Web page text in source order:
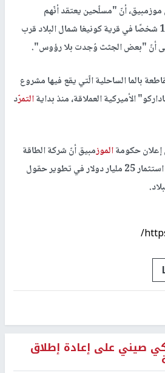
أنّ "مسلّحين يعتقد أنّهم
متمرّدون إسلاميون قتلوا 11 شخصًا في قرية كونيغا شمال البلاد قرب
إلى أنّ "بعض الجثث وُجدت بلا رؤوس".
بالما الساحلية الّتي يقع فيها مشروع
الأميركية العملاقة، منذ بدايةالتمرّد
إعلان حكومةالموزمبيق أنّ شركة الطاقة
الأميركية "أناداركو" تعتزم استثمار 25 مليار دولار في تطوير حقول
صيني على إعادة إطلاق